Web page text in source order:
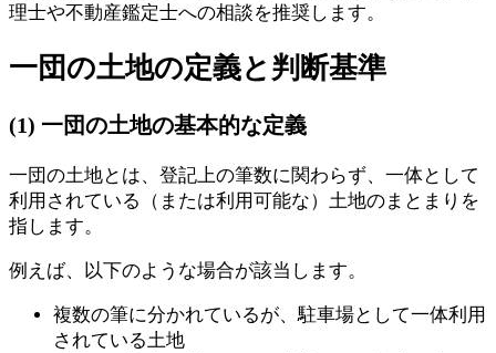
理士や不動産鑑定士への相談を推奨します。
一団の土地の定義と判断基準
(1) 一団の土地の基本的な定義
一団の土地とは、登記上の筆数に関わらず、一体として
利用されている（または利用可能な）土地のまとまりを
指します。
例えば、以下のような場合が該当します。
複数の筆に分かれているが、駐車場として一体利用
されている土地